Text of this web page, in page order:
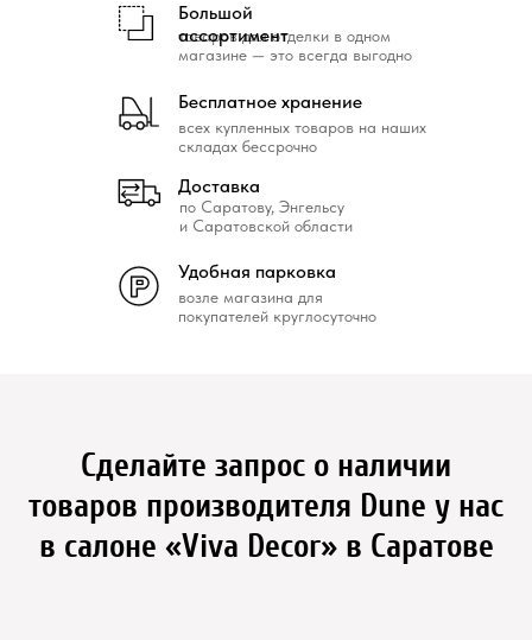
возле магазина для
покупателей круглосуточно
Удобная парковка
всех купленных товаров на наших
складах бессрочно
Бесплатное хранение
товаров для отделки в одном
магазине — это всегда выгодно
Большой
ассортимент
по Саратову, Энгельсу
и Саратовской области
Доставка
Сделайте запрос о наличии
товаров производителя Dune у нас
в салоне «Viva Decor» в Саратове